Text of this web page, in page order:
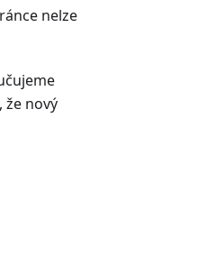
nelze
že nový